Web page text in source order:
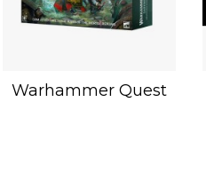
Warhammer Quest